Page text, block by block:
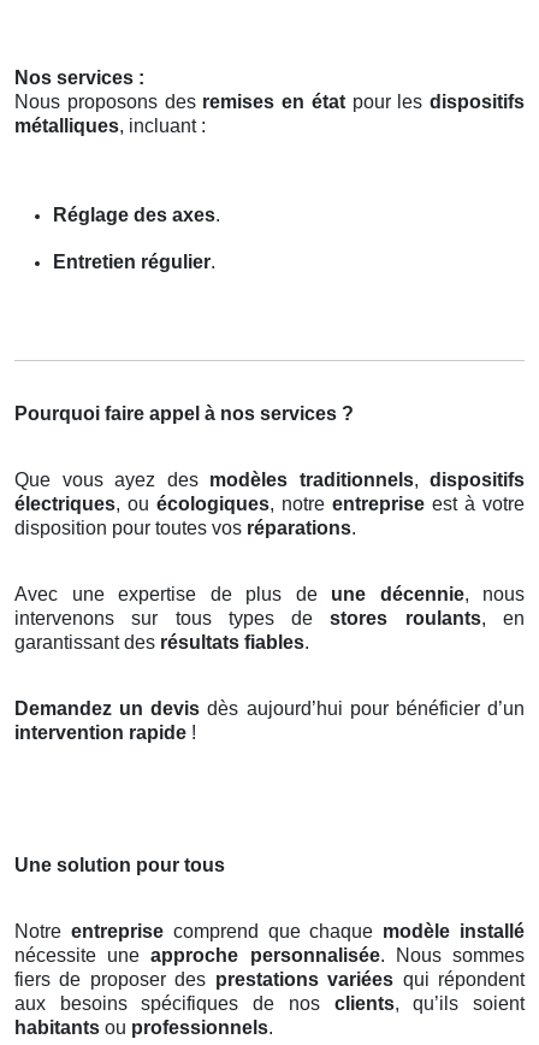
Nos services :
Nous proposons des remises en étatpour les dispositifs
métalliques, incluant :
Réglage des axes.
Entretien régulier.
Pourquoi faire appel à nos services ?
Que vous ayez des modèles traditionnels, dispositifs
électriques, ou écologiques, notre entreprise est à votre
disposition pour toutes vos réparations.
Avec une expertise de plus de une décennie, nous
intervenons sur tous types destores roulants, en
garantissant des résultats fiables.
Demandez un devis dès aujourd’hui pour bénéficier d’un
intervention rapide !
Une solution pour tous
Notre entreprisecomprend que chaque modèle installé
nécessite uneapproche personnalisée. Nous sommes
fiers de proposer des prestations variées qui répondent
aux besoins spécifiques de nos clients, qu’ils soient
habitants ou professionnels.